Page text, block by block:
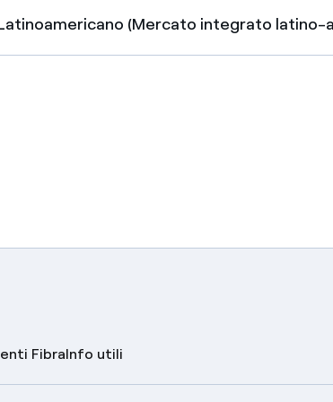
(Mercato integrato latino-
FibraInfo utili